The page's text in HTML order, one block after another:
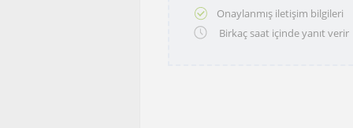
Onaylanmış iletişim bilgileri
Birkaç saat içinde yanıt verir